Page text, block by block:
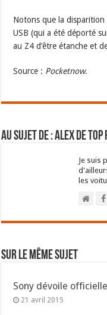
Notons que la
USB (qui a été déporté
au Z4 d’être étanche et
Source : Pocketnow.
Au sujet de : Alex de Top
Je suis
les
Sur le même sujet
Sony dévoile
21 avril 2015